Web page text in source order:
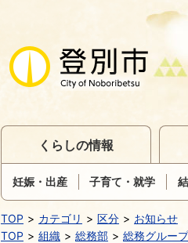
くらしの情報
妊娠・出産 子育て・就学
TOP カテゴリ 区分
お知らせ
TOP
組織 総務部 総務グループ